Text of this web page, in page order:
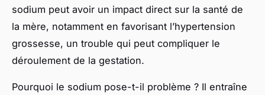
sodium peut avoir un impact direct sur la santé de
la mère, notamment en favorisant l’hypertension
grossesse, un trouble qui peut compliquer le
déroulement de la gestation.
Pourquoi le sodium pose-t-il problème ? Il entraîne